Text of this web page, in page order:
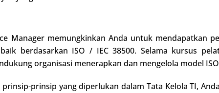
Manager memungkinkan Anda untuk mendapatkan
berdasarkan ISO / IEC 38500. Selama kursus
organisasi menerapkan dan mengelola model ISO
prinsip yang diperlukan dalam Tata Kelola TI,